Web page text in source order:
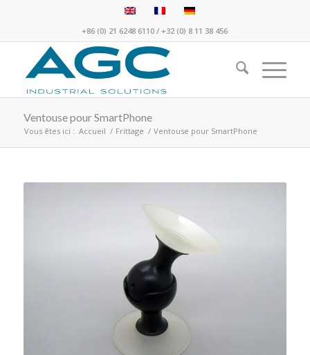
+86 (0) 21 6248 6110 /+32 (0) 8 11 38 456
Ventouse pour SmartPhone
Vous êtes ici : Accueil / Frittage / Ventouse pour SmartPhone